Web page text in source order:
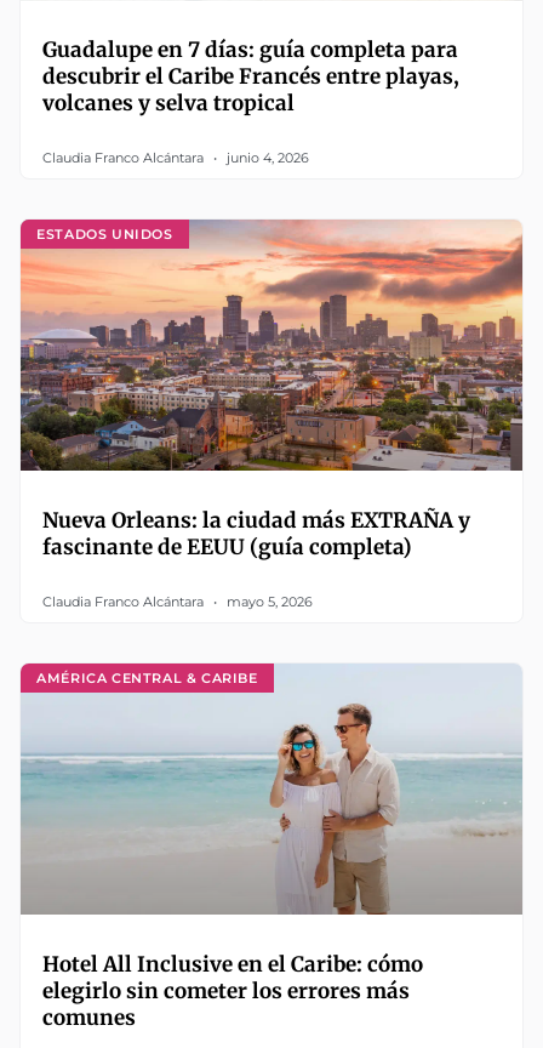
Guadalupe en 7 días: guía completa para
descubrir el Caribe Francés entre playas,
volcanes y selva tropical
Claudia Franco Alcántara junio 4, 2026
ESTADOS UNIDOS
Nueva Orleans: la ciudad más EXTRAÑA y
fascinante de EEUU (guía completa)
Claudia Franco Alcántara mayo 5, 2026
AMÉRICA CENTRAL & CARIBE
Hotel All Inclusive en el Caribe: cómo
elegirlo sin cometer los errores más
comunes